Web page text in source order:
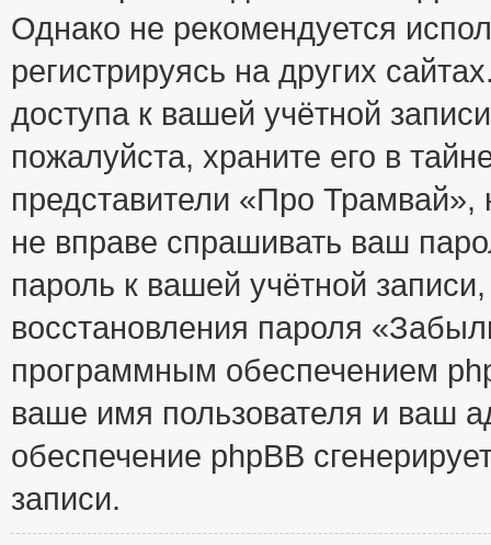
Однако не рекомендуется
регистрируясь на других
доступа к вашей учётной
пожалуйста, храните его в
представители «Про Трамвай»,
не вправе спрашивать ваш
пароль к вашей учётной
восстановления пароля
программным обеспечением
ваше имя пользователя и ваш
обеспечение phpBB
записи.